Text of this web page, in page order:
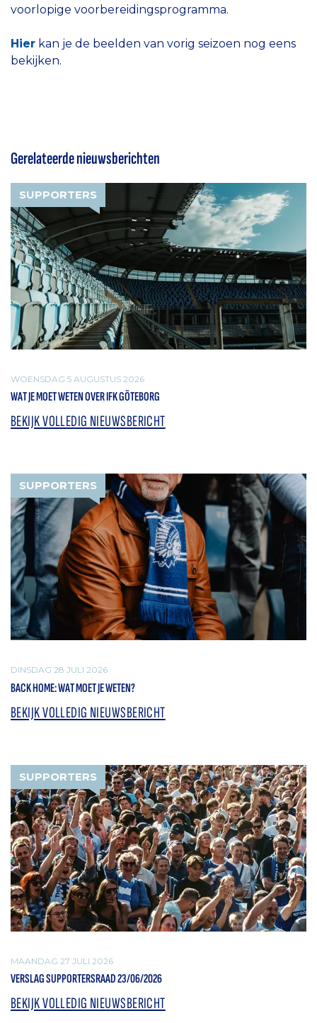
voorlopige voorbereidingsprogramma.
Hier kan je de beelden van vorig seizoen nog eens
bekijken.
Gerelateerde nieuwsberichten
SUPPORTERS
WOENSDAG 5 AUGUSTUS 2026
WAT JE MOET WETEN OVER IFK GÖTEBORG
BEKIJK VOLLEDIG NIEUWSBERICHT
SUPPORTERS
DINSDAG 28 JULI 2026
BACK HOME: WAT MOET JE WETEN?
BEKIJK VOLLEDIG NIEUWSBERICHT
SUPPORTERS
MAANDAG 27 JULI 2026
VERSLAG SUPPORTERSRAAD 23/06/2026
BEKIJK VOLLEDIG NIEUWSBERICHT